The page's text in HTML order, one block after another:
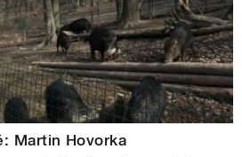
Martin Hovorka